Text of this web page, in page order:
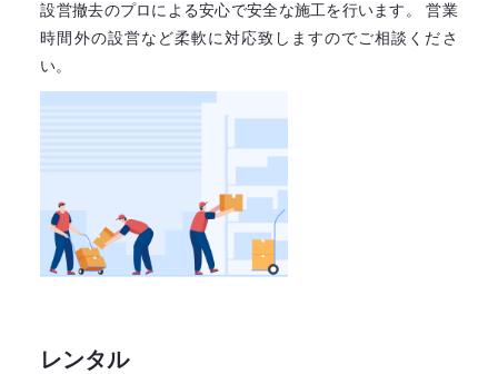
設営撤去のプロによる安心で安全な施工を行います。
営業
時間外の設営など柔軟に対応致しますのでご相談くださ
い。
レンタル